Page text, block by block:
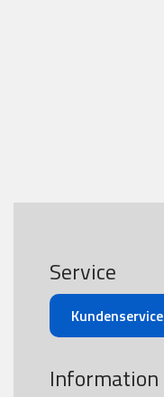
Service
Kundenservice
Information